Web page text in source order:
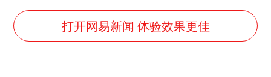
上海大部迎大暴雨
《龙餐馆》 冲奖
打开网易新闻 体验效果更佳